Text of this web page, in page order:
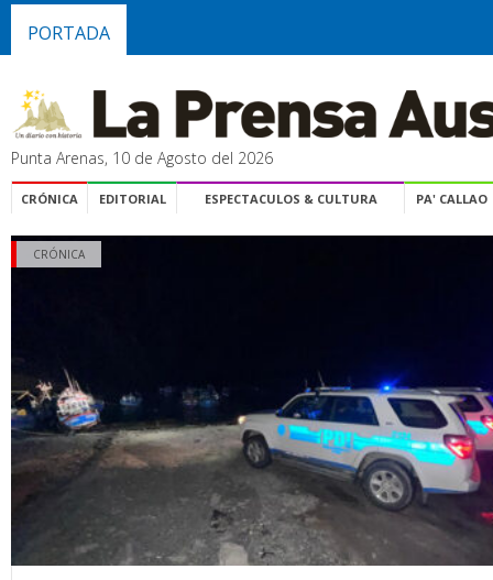
PORTADA
Punta Arenas, 10 de Agosto del 2026
CRÓNICA EDITORIAL ESPECTACULOS & CULTURA PA' CALLAO
CRÓNICA